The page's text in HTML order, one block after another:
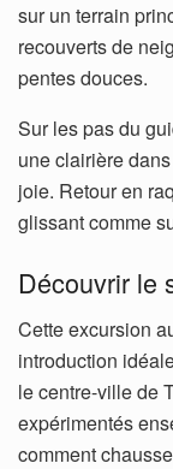
sur un terrain
recouverts de
pentes douces.
Sur les pas du
une clairière
joie. Retour en
glissant comme
Découvrir le
Cette excursion
introduction
le centre-ville de
expérimentés
comment